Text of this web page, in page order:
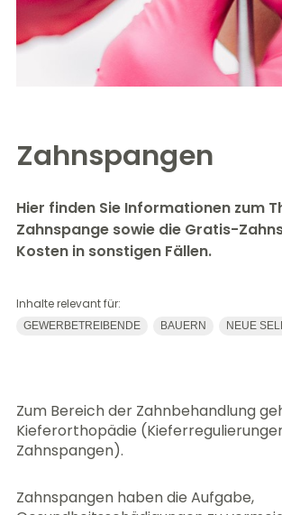
Zahnspangen
Hier finden Sie Informationen zum
Zahnspange sowie die Gratis-
Kosten in sonstigen Fällen.
Inhalte relevant für:
GEWERBETREIBENDE BAUERN NEUE
Zum Bereich der Zahnbehandlung
Kieferorthopädie
Zahnspangen).
Zahnspangen haben die Aufgabe,